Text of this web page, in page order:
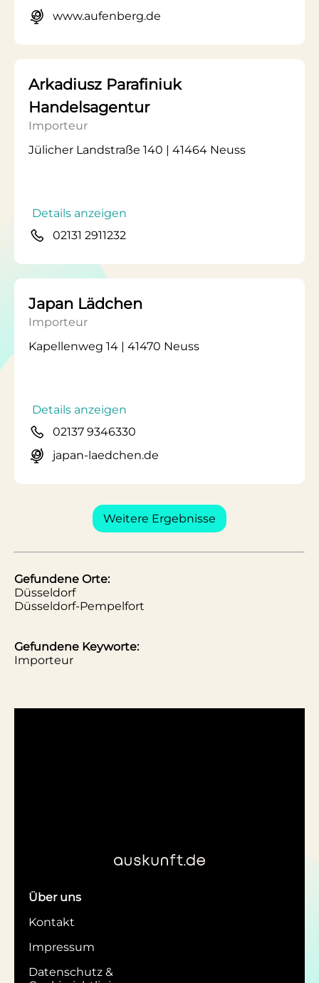
www.aufenberg.de
Arkadiusz Parafiniuk
Handelsagentur
Importeur
Jülicher Landstraße 140 | 41464 Neuss
Details anzeigen
02131 2911232
Japan Lädchen
Importeur
Kapellenweg 14 | 41470 Neuss
Details anzeigen
02137 9346330
japan-laedchen.de
Weitere Ergebnisse
Gefundene Orte:
Düsseldorf
Düsseldorf-Pempelfort
Gefundene Keyworte:
Importeur
Über uns
Kontakt
Impressum
Datenschutz &